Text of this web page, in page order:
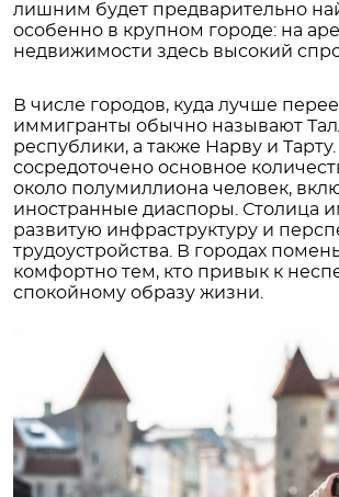
лишним будет предварительно
особенно в крупном городе: на
недвижимости здесь высокий
В числе городов, куда лучше
иммигранты обычно называют
республики, а также Нарву и
сосредоточено основное
около полумиллиона человек,
иностранные диаспоры. Столица
развитую инфраструктуру и
трудоустройства. В городах
комфортно тем, кто привык к
спокойному образу жизни.